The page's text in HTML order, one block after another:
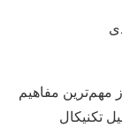
مهم‌ترین مفاهیم
تکنیکال